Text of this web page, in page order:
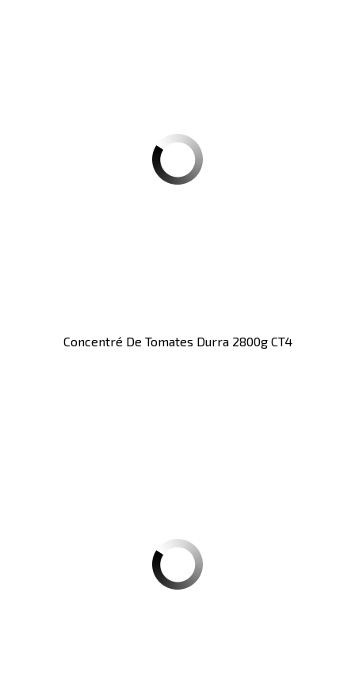
Concentré De Tomates Durra 2800g CT4